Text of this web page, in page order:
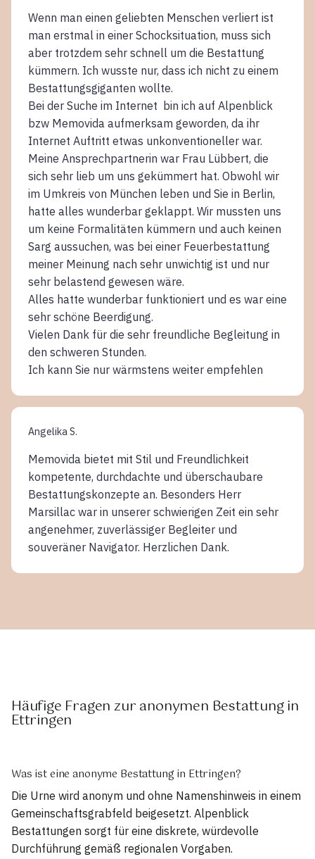
Wenn man einen geliebten Menschen verliert ist
man erstmal in einer Schocksituation, muss sich
aber trotzdem sehr schnell um die Bestattung
kümmern. Ich wusste nur, dass ich nicht zu einem
Bestattungsgiganten wollte.
Bei der Suche im Internet bin ich auf Alpenblick
bzw Memovida aufmerksam geworden, da ihr
Internet Auftritt etwas unkonventioneller war.
Meine Ansprechpartnerin war Frau Lübbert, die
sich sehr lieb um uns gekümmert hat. Obwohl wir
im Umkreis von München leben und Sie in Berlin,
hatte alles wunderbar geklappt. Wir mussten uns
um keine Formalitäten kümmern und auch keinen
Sarg aussuchen, was bei einer Feuerbestattung
meiner Meinung nach sehr unwichtig ist und nur
sehr belastend gewesen wäre.
Alles hatte wunderbar funktioniert und es war eine
sehr schöne Beerdigung.
Vielen Dank für die sehr freundliche Begleitung in
den schweren Stunden.
Ich kann Sie nur wärmstens weiter empfehlen
Angelika S.
Memovida bietet mit Stil und Freundlichkeit
kompetente, durchdachte und überschaubare
Bestattungskonzepte an. Besonders Herr
Marsillac war in unserer schwierigen Zeit ein sehr
angenehmer, zuverlässiger Begleiter und
souveräner Navigator. Herzlichen Dank.
Häufige Fragen zur anonymen Bestattung in
Ettringen
Was ist eine anonyme Bestattung in Ettringen?
Die Urne wird anonym und ohne Namenshinweis in einem
Gemeinschaftsgrabfeld beigesetzt. Alpenblick
Bestattungen sorgt für eine diskrete, würdevolle
Durchführung gemäß regionalen Vorgaben.